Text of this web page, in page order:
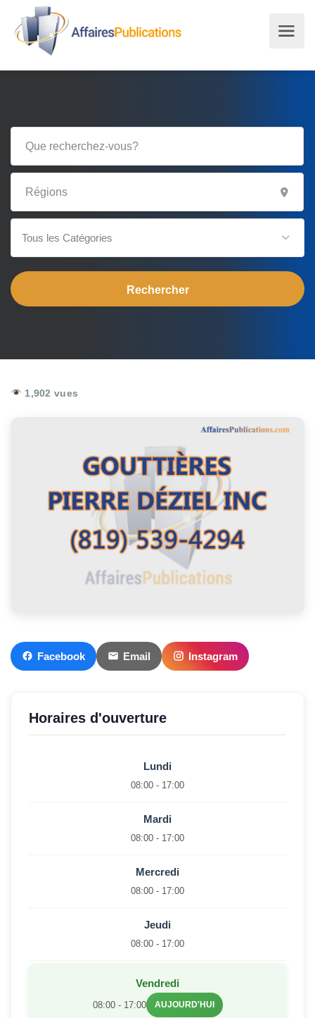
Tous les Catégories
1,902 vues
Facebook Email Instagram
Horaires d'ouverture
Lundi
08:00 - 17:00
Mardi
08:00 - 17:00
Mercredi
08:00 - 17:00
Jeudi
08:00 - 17:00
Vendredi
08:00 - 17:00 AUJOURD'HUI